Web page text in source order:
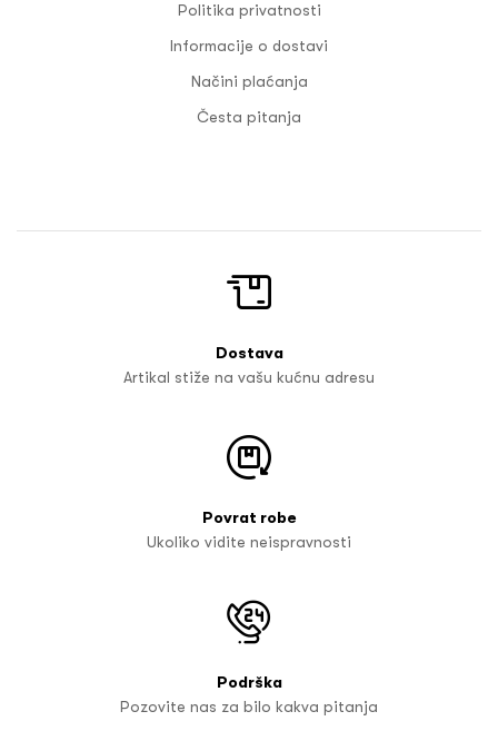
Politika privatnosti
Informacije o dostavi
Načini plaćanja
Česta pitanja
Dostava
Artikal stiže na vašu kućnu adresu
Povrat robe
Ukoliko vidite neispravnosti
Podrška
Pozovite nas za bilo kakva pitanja